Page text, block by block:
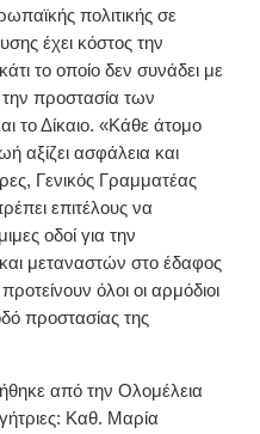
πολιτικής σε
έχει κόστος την
το οποίο δεν συνάδει με
προστασία των
το Δίκαιο. «Κάθε άτομο
αξίζει ασφάλεια και
Γενικός Γραμματέας
επιτέλους να
οδοί για την
μεταναστών στο έδαφος
όλοι οι αρμόδιοι
προστασίας της
από την Ολομέλεια
Καθ. Μαρία